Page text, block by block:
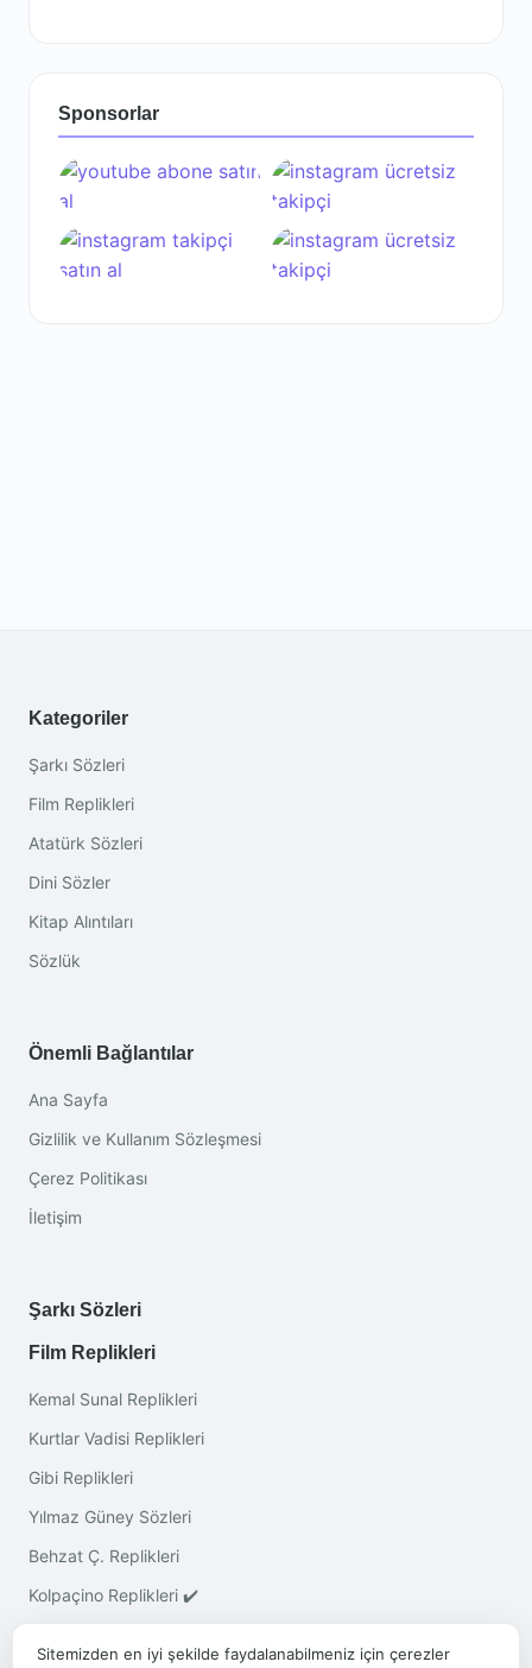
Sponsorlar
Kategoriler
Şarkı Sözleri
Film Replikleri
Atatürk Sözleri
Dini Sözler
Kitap Alıntıları
Sözlük
Önemli Bağlantılar
Ana Sayfa
Gizlilik ve Kullanım Sözleşmesi
Çerez Politikası
İletişim
Şarkı Sözleri
Film Replikleri
Kemal Sunal Replikleri
Kurtlar Vadisi Replikleri
Gibi Replikleri
Yılmaz Güney Sözleri
Behzat Ç. Replikleri
Kolpaçino Replikleri ✔️
Sitemizden en iyi şekilde faydalanabilmeniz için çerezler